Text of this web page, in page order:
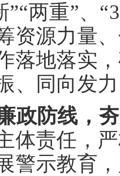
”“两重”、“
资源力量
落地落实
、同向发
政防线，
体责任，
警示教育